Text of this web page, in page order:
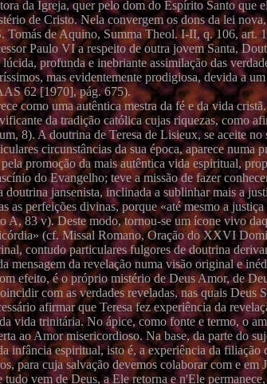
da Igreja, quer pelo dom do Espírito Santo que
de Cristo. Nela convergem os dons da lei
Tomás de Aquino, Summa Theol. I-II, q. 106, art.
Paulo VI a respeito de outra jovem Santa,
profunda e inebriante assimilação das
mas evidentemente prodigiosa, devida a
62 [1970], pág. 675).
como uma autêntica mestra da fé e da vida
da tradição católica cujas riquezas, como
8). A doutrina de Teresa de Lisieux, se aceite no
circunstâncias da sua época, aparece numa
promoção da mais autêntica vida espiritual,
do Evangelho; teve a missão de fazer
jansenista, inclinada a sublinhar mais a
perfeições divinas, porque «até mesmo a
A, 83 v). Deste modo, tornou-se um ícone vivo
(cf. Missal Romano, Oração do XXVI
contudo particulares fulgores de doutrina
da revelação numa visão original e
efeito, é o próprio mistério de Deus Amor, de
com as verdades reveladas, nas quais Deus
afirmar que Teresa fez experiência da
vida trinitária. No ápice, como fonte e termo, o
ao Amor misericordioso. Na base, da parte do
infância espiritual, isto é, a experiência da filiação
para cuja salvação devemos colaborar com e em
vem de Deus, a Ele retorna e n'Ele